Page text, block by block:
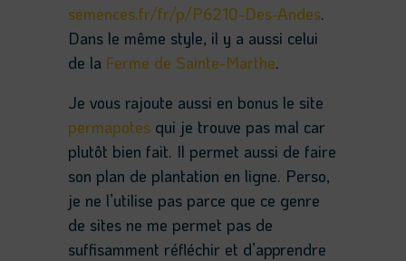
semences.fr/fr/p/P6210-Des-Andes.
Dans le même style, il y a aussi celui
de la Ferme de Sainte-Marthe.
Je vous rajoute aussi en bonus le site
permapotesqui je trouve pas mal car
plutôt bien fait. Il permet aussi de faire
son plan de plantation en ligne. Perso,
je ne l’utilise pas parce que ce genre
de sites ne me permet pas de
suffisamment réfléchir et d’apprendre